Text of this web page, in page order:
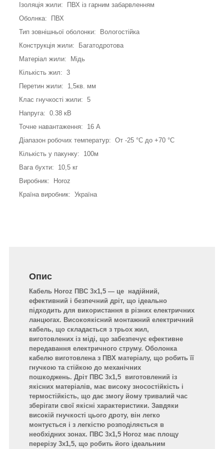
Ізоляція жили: ПВХ із гарним забарвленням
Оболнка: ПВХ
Тип зовнішньої оболонки: Вологостійка
Конструкція жили: Багатодротова
Матеріал жили: Мідь
Кількість жил: 3
Перетин жили: 1,5кв. мм
Клас гнучкості жили: 5
Напруга: 0.38 кВ
Точне навантаження: 16 А
Діапазон робочих температур: От -25 °C до +70 °C
Кількість у пакунку: 100м
Вага бухти: 10,5 кг
Виробник: Horoz
Країна виробник: Україна
Опис
Кабель Horoz ПВС 3х1,5 — це надійний,
ефективний і безпечний дріт, що ідеально
підходить для використання в різних електричних
ланцюгах. Високоякісний монтажний електричний
кабель, що складається з трьох жил,
виготовлених із міді, що забезпечує ефективне
передавання електричного струму. Оболонка
кабелю виготовлена з ПВХ матеріалу, що робить її
гнучкою та стійкою до механічних
пошкоджень. Дріт ПВС 3x1,5 виготовлений із
якісних матеріалів, має високу зносостійкість і
термостійкість, що дає змогу йому тривалий час
зберігати свої якісні характеристики. Завдяки
високій гнучкості цього дроту, він легко
монтується і з легкістю розподіляється в
необхідних зонах. ПВС 3x1,5 Horoz має площу
перерізу 3x1,5, що робить його ідеальним